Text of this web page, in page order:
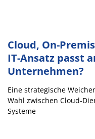
Cloud, On-
IT-Ansatz passt
Unternehmen?
Eine strategische
Wahl zwischen Cloud-
Systeme